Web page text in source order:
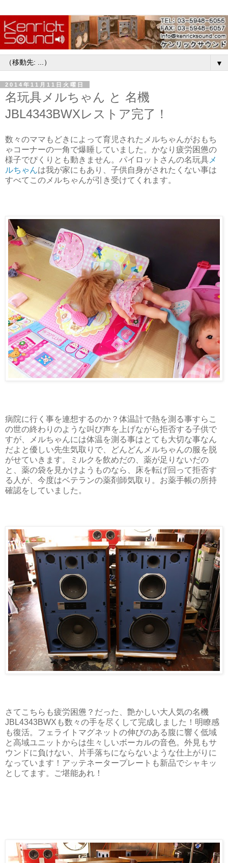
▼
2014年11月11日火曜日
名玩具メルちゃん と 名機
JBL4343BWXレストア完了！
数々のママもどきによって育児されたメルちゃんがおもち
ゃコーナーの一角で爆睡していました。かなり疲労困憊の
様子でぴくりとも動きません。パイロットさんの名玩具 メ
ルちゃんは我が家にもあり、子供自身がされたくない事は
すべてこのメルちゃんが引き受けてくれます。
病院に行く事を連想するのか？体温計で熱を測る事すらこ
の世の終わりのような叫び声を上げながら拒否する子供で
すが、メルちゃんには体温を測る事はとても大切な事なん
だよと優しい先生気取りで、どんどんメルちゃんの服を脱
がせていきます。ミルクを飲めだの、薬が足りないだの
と、薬の袋を見かけようものなら、床を転げ回って拒否す
る人が、今度はベテランの薬剤師気取り。お薬手帳の所持
確認をしていました。
さてこちらも疲労困憊？だった、艶かしい大人気の名機
JBL4343BWXも数々の手を尽くして完成しました！明瞭感
も復活。フェライトマグネットの伸びのある腹に響く低域
と高域ユニットからは生々しいボーカルの音色。外見もサ
ウンドに負けない、片手落ちにならないような仕上がりに
なっています！アッテネータープレートも新品でシャキッ
としてます。ご堪能あれ！